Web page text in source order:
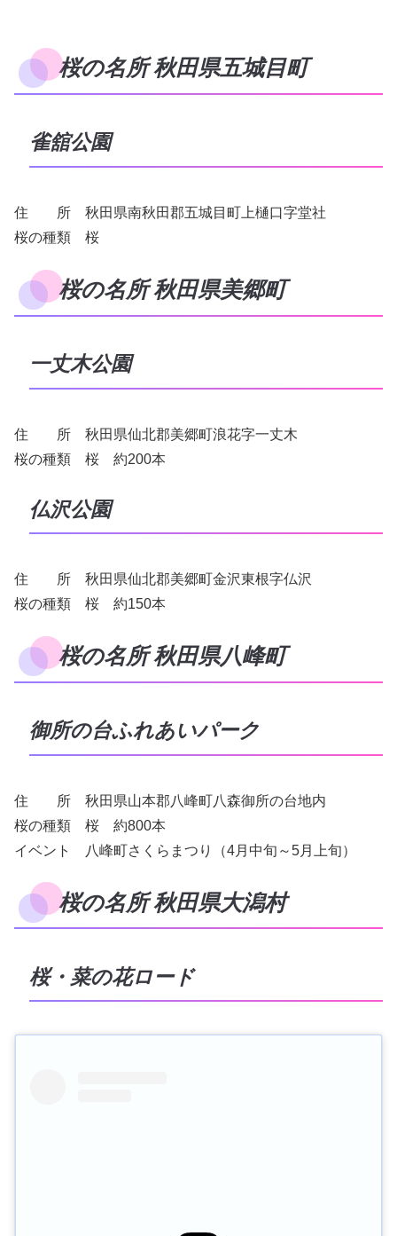
桜の名所 秋田県五城目町
雀舘公園
住 所 秋田県南秋田郡五城目町上樋口字堂社
桜の種類 桜
桜の名所 秋田県美郷町
一丈木公園
住 所 秋田県仙北郡美郷町浪花字一丈木
桜の種類 桜 約200本
仏沢公園
住 所 秋田県仙北郡美郷町金沢東根字仏沢
桜の種類 桜 約150本
桜の名所 秋田県八峰町
御所の台ふれあいパーク
住 所 秋田県山本郡八峰町八森御所の台地内
桜の種類 桜 約800本
イベント 八峰町さくらまつり（4月中旬～5月上旬）
桜の名所 秋田県大潟村
桜・菜の花ロード